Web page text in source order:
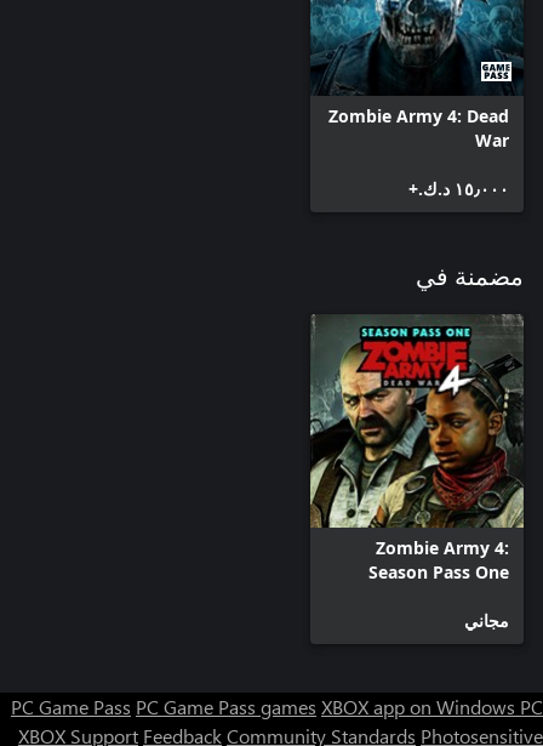
Zombie Army 4: Dead
War
١٥٫٠٠٠ د.ك.‏+
مضمنة في
Zombie Army 4:
Season Pass One
مجاني
PC Game Pass PC Game Pass games XBOX app on Windows PC
XBOX Support FeedbackCommunity Standards Photosensitive